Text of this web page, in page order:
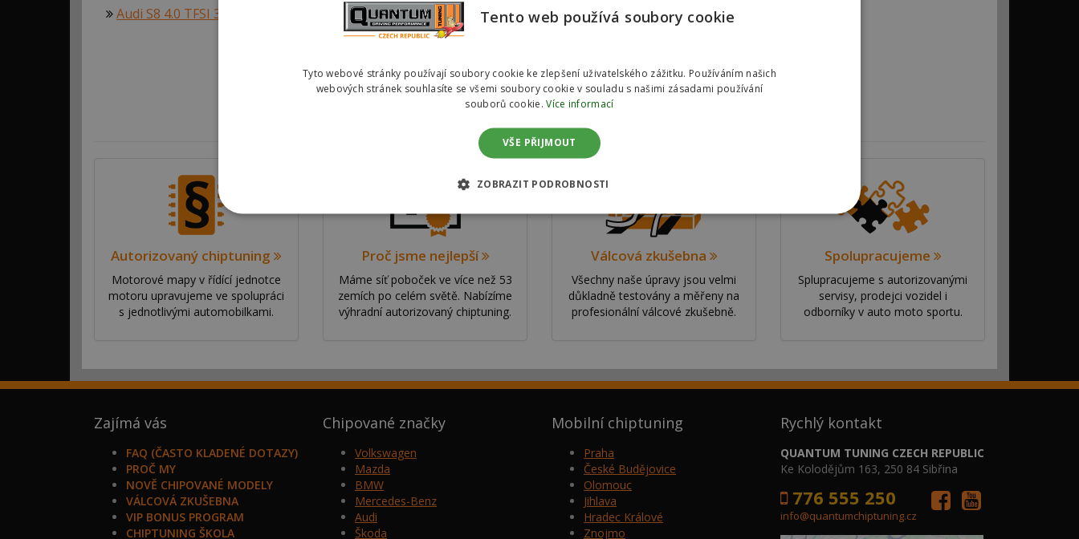
Audi S8 4.0 TFSI 382kw (520hp)
Audi S8 4.2 250kw (340hp)
Audi S8 4.2 265kw (360hp)
Audi S8 5.0 FSI 426kw (580hp)
Audi S8 5.2 331kw (450hp)
Autorizovaný chiptuning
Motorové mapy v řídící jednotce
motoru upravujeme ve spolupráci
s jednotlivými automobilkami.
Proč jsme nejlepší
Máme síť poboček ve více než 53
zemích po celém světě. Nabízíme
výhradní autorizovaný chiptuning.
Válcová zkušebna
Všechny naše úpravy jsou velmi
důkladně testovány a měřeny na
profesionální válcové zkušebně.
Spolupracujeme
Splupracujeme s autorizovanými
servisy, prodejci vozidel i
odborníky v auto moto sportu.
Zajímá vás
FAQ (ČASTO KLADENÉ DOTAZY)
PROČ MY
NOVĚ CHIPOVANÉ MODELY
VÁLCOVÁ ZKUŠEBNA
VIP BONUS PROGRAM
CHIPTUNING ŠKOLA
Chipované značky
Volkswagen
Mazda
BMW
Mercedes-Benz
Audi
Škoda
Mobilní chiptuning
Praha
České Budějovice
Olomouc
Jihlava
Hradec Králové
Znojmo
Rychlý kontakt
QUANTUM TUNING CZECH REPUBLIC
Ke Kolodějům 163, 250 84 Sibřina
776 555 250
info@quantumchiptuning.cz
Tento web používá soubory cookie
Tyto webové stránky používají soubory cookie ke zlepšení uživatelského zážitku. Používáním našich
webových stránek souhlasíte se všemi soubory cookie v souladu s našimi zásadami používání
souborů cookie.Více informací
VŠE PŘIJMOUT
ZOBRAZIT PODROBNOSTI